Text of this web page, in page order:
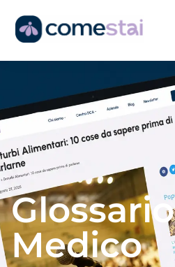
Home »Glossario
Glossario
Medico